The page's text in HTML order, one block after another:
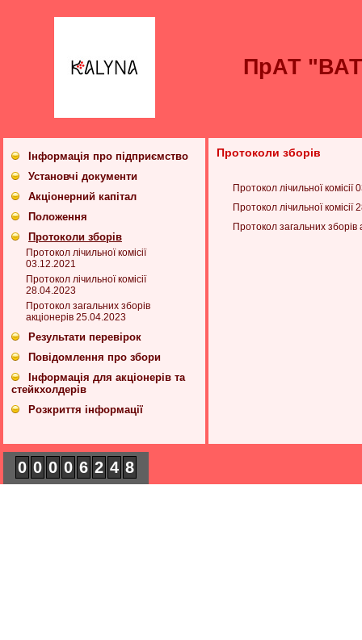
ПрАТ
Інформація про підприємство
Установчі документи
Акціонерний капітал
Положення
Протоколи зборів
Протокол лічильної комісії
03.12.2021
Протокол лічильної комісії
28.04.2023
Протокол загальних зборів
акціонерів 25.04.2023
Результати перевірок
Повідомлення про збори
Інформація для акціонерів та
стейкхолдерів
Розкриття інформації
Протоколи зборів
Протокол лічильної
Протокол лічильної
Протокол загальних
0 0 0 0 6 2 4 8